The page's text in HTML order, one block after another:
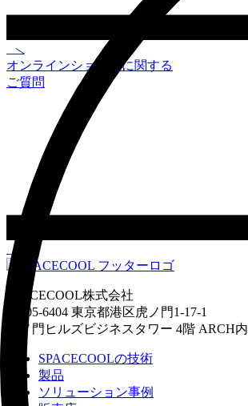
オンラインショップに関する
ご質問
SPACECOOL株式会社
〒105-6404 東京都港区虎ノ門1-17-1
虎ノ門ヒルズビジネスタワー 4階 ARCH内
SPACECOOLの技術
製品
ソリューション事例